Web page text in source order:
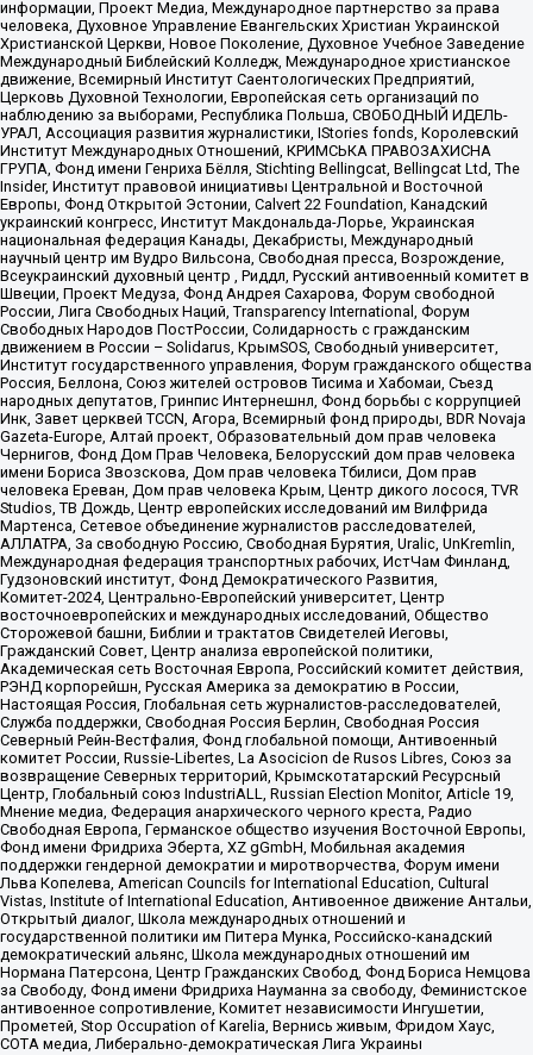
информации, Проект Медиа, Международное партнерство за права
человека, Духовное Управление Евангельских Христиан Украинской
Христианской Церкви, Новое Поколение, Духовное Учебное Заведение
Международный Библейский Колледж, Международное христианское
движение, Всемирный Институт Саентологических Предприятий,
Церковь Духовной Технологии, Европейская сеть организаций по
наблюдению за выборами, Республика Польша, СВОБОДНЫЙ ИДЕЛЬ-
УРАЛ, Ассоциация развития журналистики, IStories fonds, Королевский
Институт Международных Отношений, КРИМСЬКА ПРАВОЗАХИСНА
ГРУПА, Фонд имени Генриха Бёлля, Stichting Bellingcat, Bellingcat Ltd, The
Insider, Институт правовой инициативы Центральной и Восточной
Европы, Фонд Открытой Эстонии, Calvert 22 Foundation, Канадский
украинский конгресс, Институт Макдональда-Лорье, Украинская
национальная федерация Канады, Декабристы, Международный
научный центр им Вудро Вильсона, Свободная пресса, Возрождение,
Всеукраинский духовный центр , Риддл, Русский антивоенный комитет в
Швеции, Проект Медуза, Фонд Андрея Сахарова, Форум свободной
России, Лига Свободных Наций, Transparеncy International, Форум
Свободных Народов ПостРоссии, Солидарность с гражданским
движением в России – Solidarus, КрымSOS, Свободный университет,
Институт государственного управления, Форум гражданского общества
Россия, Беллона, Союз жителей островов Тисима и Хабомаи, Съезд
народных депутатов, Гринпис Интернешнл, Фонд борьбы с коррупцией
Инк, Завет церквей TCCN, Агора, Всемирный фонд природы, BDR Novaja
Gazeta-Europe, Алтай проект, Образовательный дом прав человека
Чернигов, Фонд Дом Прав Человека, Белорусский дом прав человека
имени Бориса Звозскова, Дом прав человека Тбилиси, Дом прав
человека Ереван, Дом прав человека Крым, Центр дикого лосося, TVR
Studios, ТВ Дождь, Центр европейских исследований им Вилфрида
Мартенса, Сетевое объединение журналистов расследователей,
АЛЛАТРА, За свободную Россию, Свободная Бурятия, Uralic, UnKremlin,
Международная федерация транспортных рабочих, ИстЧам Финланд,
Гудзоновский институт, Фонд Демократического Развития,
Комитет-2024, Центрально-Европейский университет, Центр
восточноевропейских и международных исследований, Общество
Сторожевой башни, Библии и трактатов Свидетелей Иеговы,
Гражданский Совет, Центр анализа европейской политики,
Академическая сеть Восточная Европа, Российский комитет действия,
РЭНД корпорейшн, Русская Америка за демократию в России,
Настоящая Россия, Глобальная сеть журналистов-расследователей,
Служба поддержки, Свободная Россия Берлин, Свободная Россия
Северный Рейн-Вестфалия, Фонд глобальной помощи, Антивоенный
комитет России, Russie-Libertes, La Asocicion de Rusos Libres, Союз за
возвращение Северных территорий, Крымскотатарский Ресурсный
Центр, Глобальный союз IndustriALL, Russian Election Monitor, Article 19,
Мнение медиа, Федерация анархического черного креста, Радио
Свободная Европа, Германское общество изучения Восточной Европы,
Фонд имени Фридриха Эберта, XZ gGmbH, Мобильная академия
поддержки гендерной демократии и миротворчества, Форум имени
Льва Копелева, American Councils for International Education, Cultural
Vistas, Institute of International Education, Антивоенное движение Антальи,
Открытый диалог, Школа международных отношений и
государственной политики им Питера Мунка, Российско-канадский
демократический альянс, Школа международных отношений им
Нормана Патерсона, Центр Гражданских Свобод, Фонд Бориса Немцова
за Свободу, Фонд имени Фридриха Науманна за свободу, Феминистское
антивоенное сопротивление, Комитет независимости Ингушетии,
Прометей, Stop Occupation of Karelia, Вернись живым, Фридом Хаус,
СОТА медиа, Либерально-демократическая Лига Украины